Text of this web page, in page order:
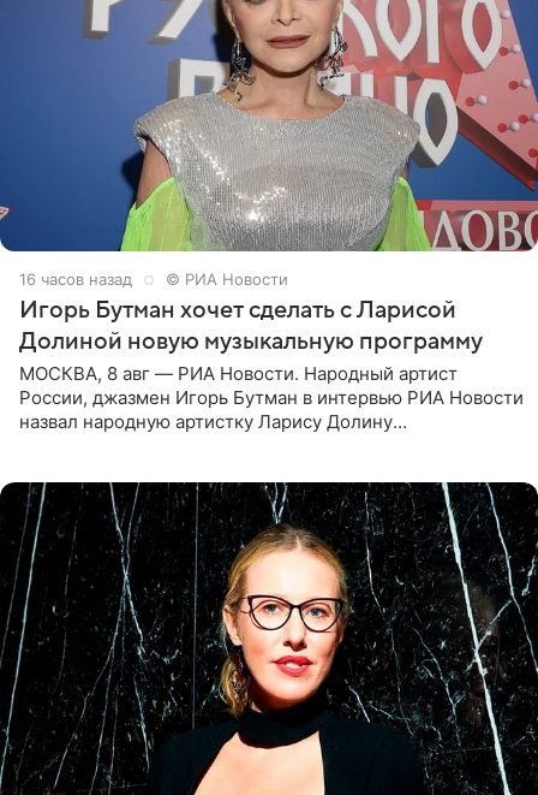
16 часов назад © РИА Новости
Игорь Бутман хочет сделать с Ларисой
Долиной новую музыкальную программу
МОСКВА, 8 авг — РИА Новости. Народный артист
России, джазмен Игорь Бутман в интервью РИА Новости
назвал народную артистку Ларису Долину